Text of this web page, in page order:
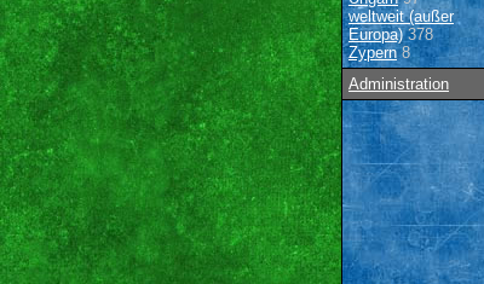
weltweit (außer
Europa)378
Zypern8
Administration